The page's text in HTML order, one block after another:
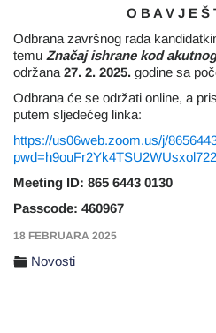
O B A V J E Š
Odbrana završnog rada
temu Značaj ishrane kod
održana 27. 2. 2025. godine sa
Odbrana će se održati online, a
putem sljedećeg linka:
https://us06web.zoom.us/j/
Meeting ID: 865 6443 0130
Passcode: 460967
18 FEBRUARA 2025
Novosti